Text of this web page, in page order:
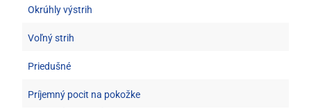
Okrúhly výstrih
Voľný strih
Priedušné
Príjemný pocit na pokožke